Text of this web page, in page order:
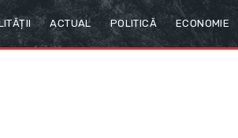
ACTUAL POLITICĂ ECONOMIE